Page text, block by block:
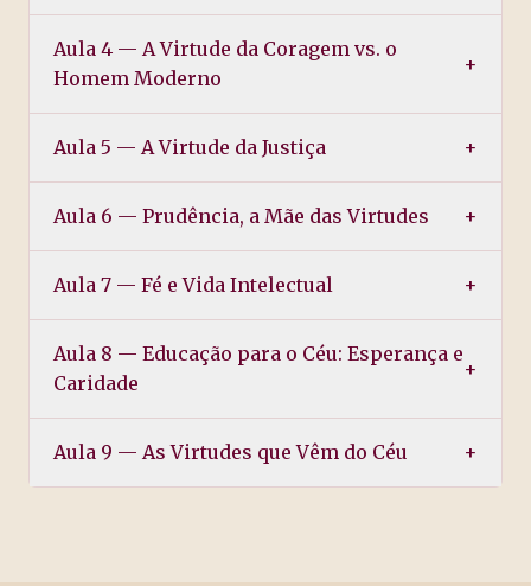
Aula 4 — A Virtude da Coragem vs. o
Homem Moderno
+
Aula 5 — A Virtude da Justiça +
Aula 6 — Prudência, a Mãe das Virtudes +
Aula 7 — Fé e Vida Intelectual +
Aula 8 — Educação para o Céu: Esperança e
Caridade
+
Aula 9 — As Virtudes que Vêm do Céu +